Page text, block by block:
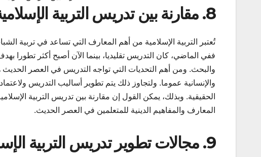
8. مقارنة بين تدريس التربية الإسلامية بين الماضي والحاضر
تُعتبر التربية الإسلامية من أهم المعارف التي تساعد في تربية
ففي الماضي، كان التدريس تقليديا، بينما الآن أصبح أكثر تطورا
والبحث. ومن أهم التحديات التي تواجه التدريس في العصر الحديث
والإنسانية عموما. ولتجاوز ذلك يتم تطوير أساليب التدريس
الحقيقية. وبذلك، يمكن القول إن مقارنة بين تدريس التربية
المعارف والمفاهيم الدينية للمتعلمين في العصر الحديث.
9. مجالات تطوير تدريس التربية الإسلامية